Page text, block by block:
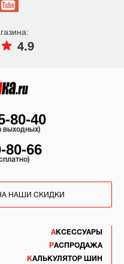
4.9
АКСЕССУАРЫ
РАСПРОДАЖА
КАЛЬКУЛЯТОР ШИН
80-40
выходных)
80-66
НАШИ СКИДКИ